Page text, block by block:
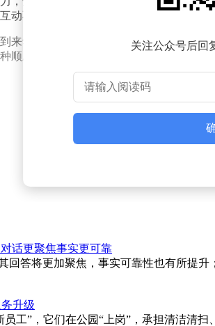
动不仅带动了消费，更让文化交流从单向
来华深度游，这场由日常用品引发的文
顺应自然、追求平衡的生活智慧。这种
关注公众号后回
话更聚焦事实更可靠
回答将更加聚焦，事实可靠性也有所提
升级
工”，它们在公园“上岗”，承担清洁清